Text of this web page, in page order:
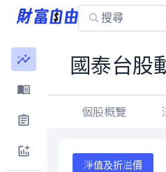
國泰台股
個股概覽
淨值及折溢價